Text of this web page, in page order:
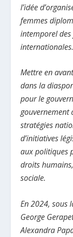
l’idée
femmes
intemporel
internationales.
Mettre en
dans la
pour le
gouvernement
stratégies
d’initiatives
aux politiques
droits
sociale.
En 2024, sous
George
Alexandra